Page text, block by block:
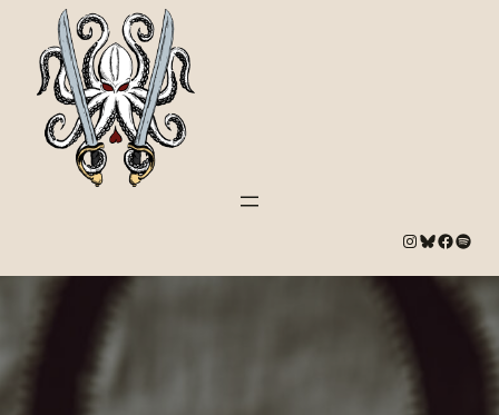
# Bluesky # Spotify